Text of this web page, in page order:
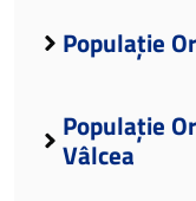
Populație
Populație
Vâlcea